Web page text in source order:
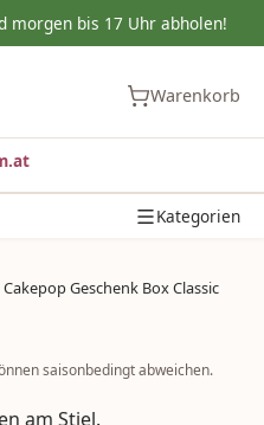
morgen bis 17 Uhr abholen!
Warenkorb
Kategorien
Geschenk Box Classic
saisonbedingt abweichen.
am Stiel.